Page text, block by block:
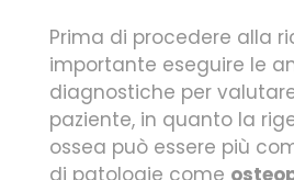
Prima di procedere alla
importante eseguire le
diagnostiche per
paziente, in quanto la
ossea può essere più
di patologie come